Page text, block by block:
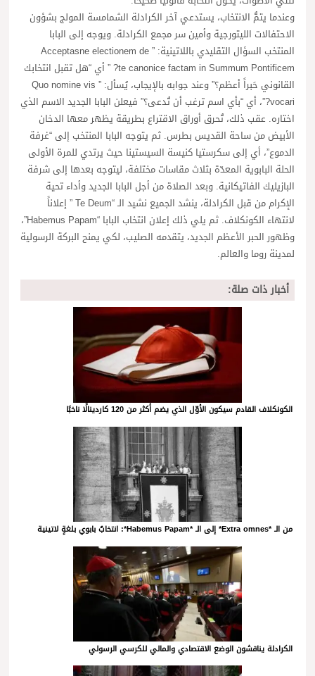
وعندما يتمُّ الانتخاب، يستدعي آخر الكرادلة الشمامسة المولج بشؤون
الاحتفالات الليتورجية وأمين سر مجمع الكرادلة. ويوجه إلى البابا
المنتخب السؤال التقليدي باللاتينية: ” Acceptasne electionem de
te canonice factam in Summum Pontificem? ” أي “هل تقبل انتخابك
القانوني حَبراً أعظم؟” وعند جوابه بالإيجاب، يُسأل: ” Quo nomine vis
vocari?”، أي “بأي اسم ترغب أن تُدعى؟” فيعلن البابا الجديد الاسم الذي
اختاره. عقب ذلك، تُحرق أوراق الاقتراع بطريقة يظهر معها الدخان
الأبيض من ساحة القديس بطرس. ثم يتوجه البابا المنتخب إلى “غرفة
الدموع”، أي إلى سكرستيا كنيسة السيستينا حيث يرتدي للمرة الأولى
الحلة البابوية المعدّة بثلاث مقاسات مختلفة، ليتوجه بعدها إلى شرفة
البازيليك الفاتيكانية. وبعد الصلاة من أجل البابا الجديد وأداء تحية
الإكرام من قبل الكرادلة، ينشد الجميع نشيد الـ “Te Deum ” إعلاناً
لانتهاء الكونكلاف. ثم يلي ذلك إعلان انتخاب البابا “Habemus Papam”،
وظهور الحبر الأعظم الجديد، يتقدمه الصليب، لكي يمنح البركة الرسولية
لمدينة روما والعالم.
أخبار ذات صلة:
الكونكلاف القادم سيكون الأوّل الذي يضم أكثر من 120 كاردينالًا ناخبًا
من الـ *Extra omnes* إلى الـ *Habemus Papam*: انتخابٌ بابوي بلغةٍ لاتينية
الكرادلة يناقشون الوضع الاقتصادي والمالي للكرسي الرسولي